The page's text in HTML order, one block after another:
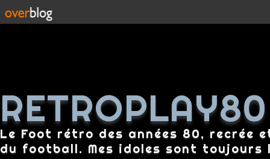
RETROPLAY80
Le Foot rétro des années 80, recrée
du football. Mes idoles sont toujours